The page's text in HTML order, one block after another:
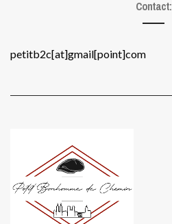
Contact:
petitb2c[at]gmail[point]com